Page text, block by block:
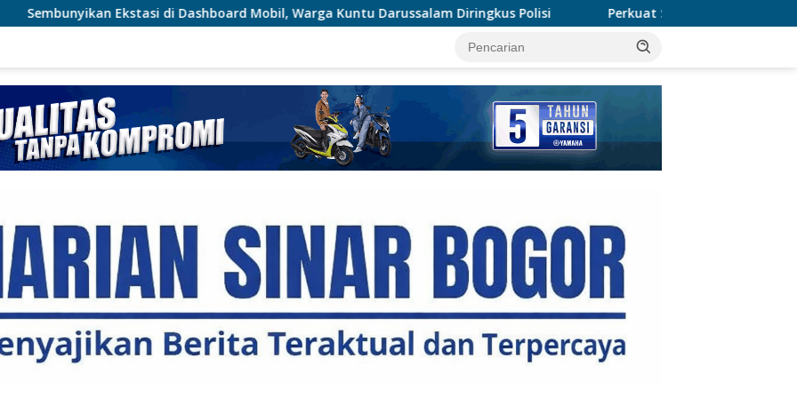
di Dashboard Mobil, Warga Kuntu Darussalam Diringkus Polisi Perkuat Sinergi, Polres Rohil Dukung Ranperda Hijau